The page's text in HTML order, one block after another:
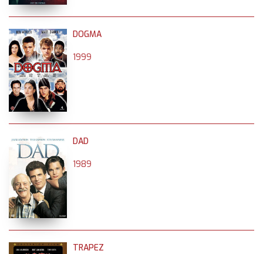
DOGMA
1999
DAD
1989
TRAPEZ